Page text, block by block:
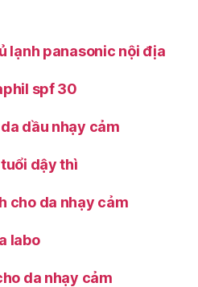
lạnh panasonic nội địa
spf 30
dầu nhạy cảm
dậy thì
cho da nhạy cảm
labo
da nhạy cảm